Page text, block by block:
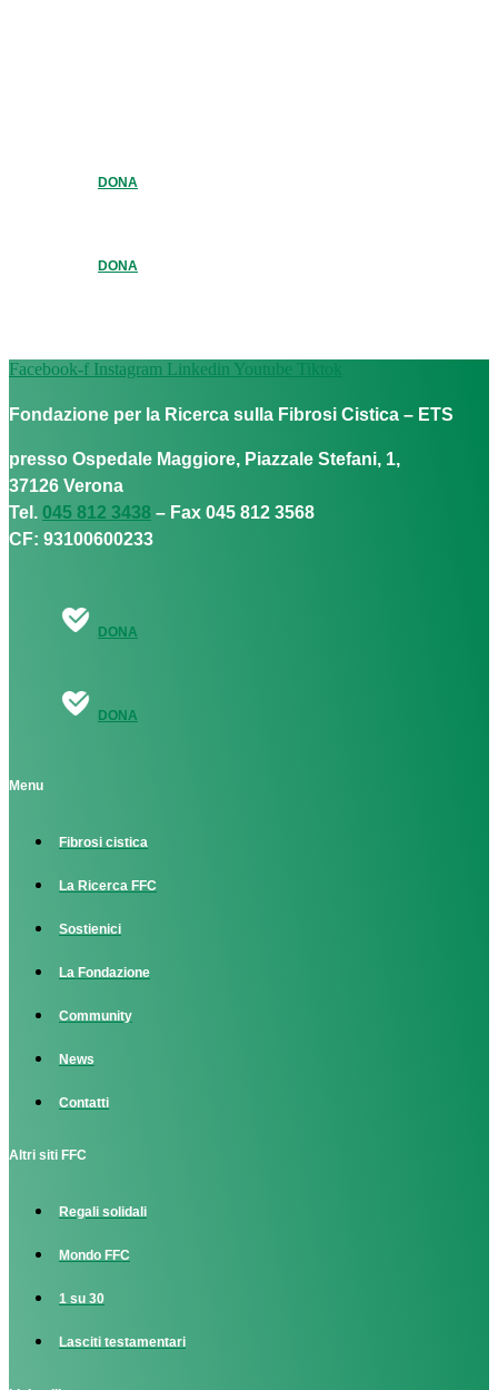
DONA
DONA
Facebook-f Instagram Linkedin Youtube Tiktok
Fondazione per la Ricerca sulla Fibrosi Cistica – ETS
presso Ospedale Maggiore, Piazzale Stefani, 1,
37126 Verona
Tel. 045 812 3438 – Fax 045 812 3568
CF: 93100600233
DONA
DONA
Menu
Fibrosi cistica
La Ricerca FFC
Sostienici
La Fondazione
Community
News
Contatti
Altri siti FFC
Regali solidali
Mondo FFC
1 su 30
Lasciti testamentari